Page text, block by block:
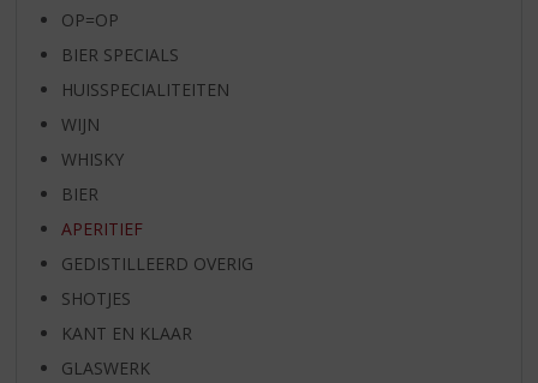
OP=OP
BIER SPECIALS
HUISSPECIALITEITEN
WIJN
WHISKY
BIER
APERITIEF
GEDISTILLEERD OVERIG
SHOTJES
KANT EN KLAAR
GLASWERK